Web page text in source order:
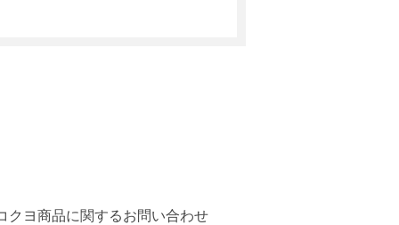
クヨ商品に関するお問い合わせ